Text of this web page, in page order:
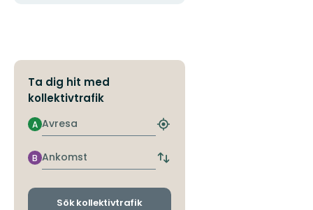
Ta dig hit med
kollektivtrafik
Avresa
A
Hitta
hållplats
Ankomst
B
Byt
och
Sök kollektivtrafik